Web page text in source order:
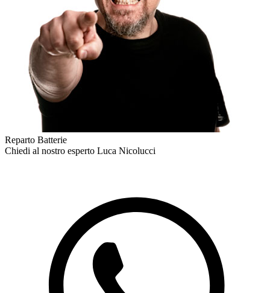
Reparto Batterie
Chiedi al nostro esperto Luca Nicolucci